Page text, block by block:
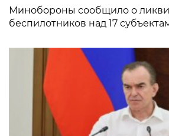
Минобороны сообщило о
беспилотников над 17